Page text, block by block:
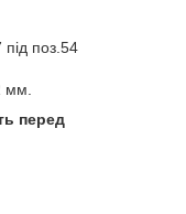
під поз.54
мм.
перед